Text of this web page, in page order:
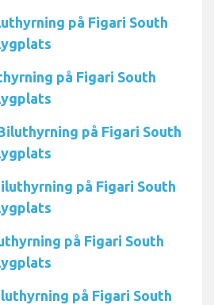
på Figari South
på Figari South
på Figari South
på Figari South
på Figari South
på Figari South